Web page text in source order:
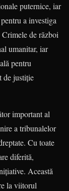
puternice, iar
a investiga
de război
umanitar, iar
pentru
de justiție
important al
a tribunalelor
Cu toate
diferită,
Această
la viitorul